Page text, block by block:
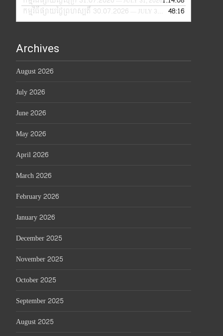
កម្មវិធីផ្សាយថ្ងៃព្រហស្បតិ៍ 30.07.2026
— JULY 30, 2026 48:16
Archives
August 2026
July 2026
June 2026
May 2026
April 2026
March 2026
February 2026
January 2026
December 2025
November 2025
October 2025
September 2025
August 2025